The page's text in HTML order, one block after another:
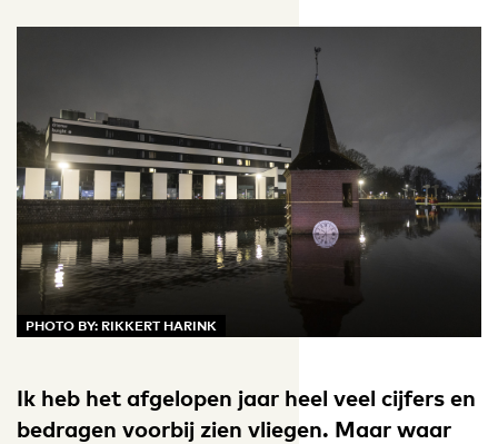
PHOTO BY: RIKKERT HARINK
Ik heb het afgelopen jaar heel veel cijfers en
bedragen voorbij zien vliegen. Maar waar